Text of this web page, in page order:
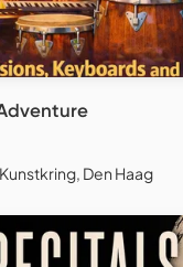
Den Haag